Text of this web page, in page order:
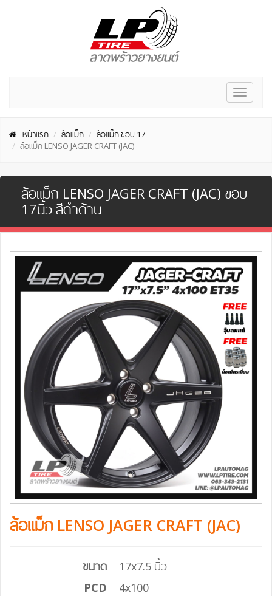
Toggle
หน้าแรก ล้อแม็ก
ล้อแม็ก ขอบ 17
ล้อแม็ก LENSO JAGER CRAFT (JAC)
ล้อแม็ก LENSO JAGER CRAFT (JAC) ขอบ
17นิ้ว สีดำด้าน
ล้อแม็ก LENSO JAGER CRAFT (JAC)
ขนาด
17x7.5 นิ้ว
PCD
4x100